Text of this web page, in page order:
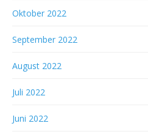
Oktober 2022
September 2022
August 2022
Juli 2022
Juni 2022